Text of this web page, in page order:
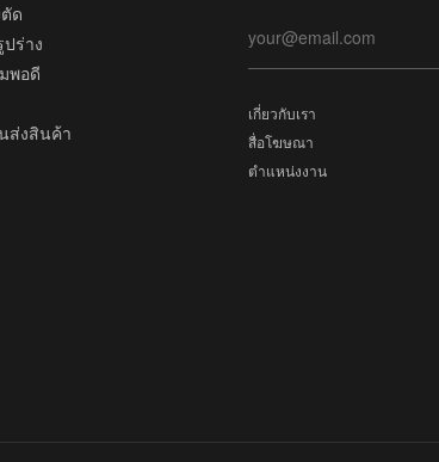
ด
ร่าง
พอดี
ส่งสินค้า
เกี่ยวกับเรา
สื่อโฆษณา
ตำแหน่งงาน